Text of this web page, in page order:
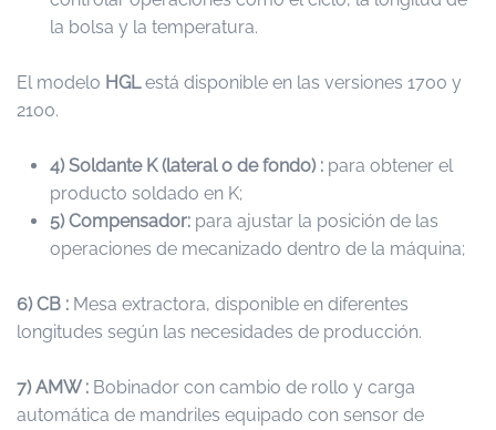
la bolsa y la temperatura.
El modelo HGLestá disponible en las versiones 1700 y
2100.
4) Soldante K (lateral o de fondo) : para obtener el
producto soldado en K;
5) Compensador: para ajustar la posición de las
operaciones de mecanizado dentro de la máquina;
6) CB : Mesa extractora, disponible en diferentes
longitudes según las necesidades de producción.
7) AMW : Bobinador con cambio de rollo y carga
automática de mandriles equipado con sensor de